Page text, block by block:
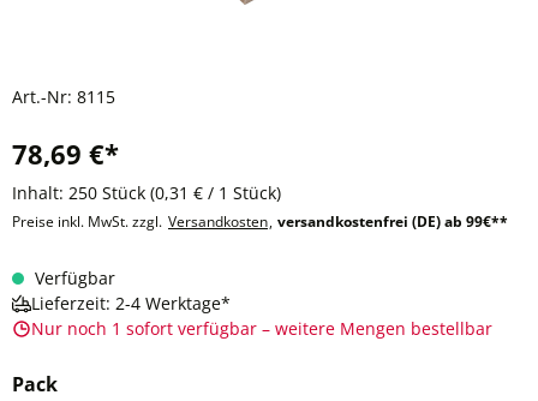
Art.-Nr: 8115
78,69 €*
Inhalt: 250 Stück (0,31 € / 1 Stück)
Preise inkl. MwSt. zzgl. Versandkosten, versandkostenfrei (DE) ab 99€**
Verfügbar
Lieferzeit: 2-4 Werktage*
Nur noch 1 sofort verfügbar – weitere Mengen bestellbar
Pack